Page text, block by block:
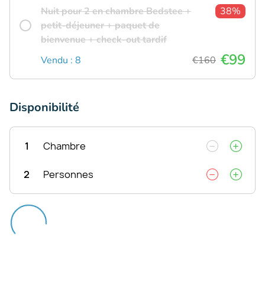
Nuit pour 2 en chambre Bedstee +
petit-déjeuner + paquet de
bienvenue + check-out tardif
38%
Vendu : 8 €160 €99
Disponibilité
1 Chambre
2 Personnes